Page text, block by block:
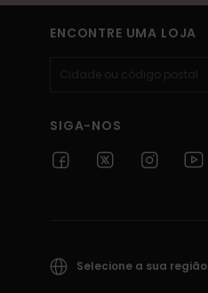
ENCONTRE UMA LOJA
SIGA-NOS
Selecione a sua região